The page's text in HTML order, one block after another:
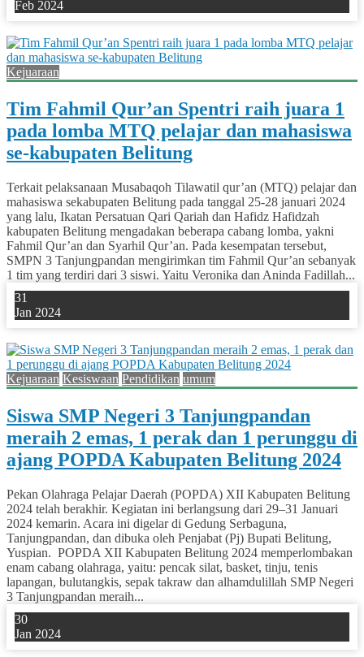
Feb 2024
Kejuaraan
Tim Fahmil Qur’an Spentri raih juara 1
pada lomba MTQ pelajar dan mahasiswa
se-kabupaten Belitung
Terkait pelaksanaan Musabaqoh Tilawatil qur’an (MTQ) pelajar dan
mahasiswa sekabupaten Belitung pada tanggal 25-28 januari 2024
yang lalu, Ikatan Persatuan Qari Qariah dan Hafidz Hafidzah
kabupaten Belitung mengadakan beberapa cabang lomba, yakni
Fahmil Qur’an dan Syarhil Qur’an. Pada kesempatan tersebut,
SMPN 3 Tanjungpandan mengirimkan tim Fahmil Qur’an sebanyak
1 tim yang terdiri dari 3 siswi. Yaitu Veronika dan Aninda Fadillah...
31
Jan 2024
Kejuaraan Kesiswaan Pendidikan umum
Siswa SMP Negeri 3 Tanjungpandan
meraih 2 emas, 1 perak dan 1 perunggu di
ajang POPDA Kabupaten Belitung 2024
Pekan Olahraga Pelajar Daerah (POPDA) XII Kabupaten Belitung
2024 telah berakhir. Kegiatan ini berlangsung dari 29–31 Januari
2024 kemarin. Acara ini digelar di Gedung Serbaguna,
Tanjungpandan, dan dibuka oleh Penjabat (Pj) Bupati Belitung,
Yuspian. POPDA XII Kabupaten Belitung 2024 memperlombakan
enam cabang olahraga, yaitu: pencak silat, basket, tinju, tenis
lapangan, bulutangkis, sepak takraw dan alhamdulillah SMP Negeri
3 Tanjungpandan meraih...
30
Jan 2024